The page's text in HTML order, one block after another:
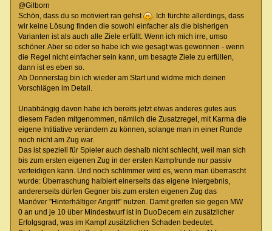
@Gilborn
Schön, dass du so motiviert ran gehst
. Ich fürchte allerdings, dass
wir keine Lösung finden die sowohl einfacher als die bisherigen
Varianten ist als auch alle Ziele erfüllt. Wenn ich mich irre, umso
schöner. Aber so oder so habe ich wie gesagt was gewonnen - wenn
die Regel nicht einfacher sein kann, um besagte Ziele zu erfüllen,
dann ist es eben so.
Ab Donnerstag bin ich wieder am Start und widme mich deinen
Vorschlägen im Detail.
Unabhängig davon habe ich bereits jetzt etwas anderes gutes aus
diesem Faden mitgenommen, nämlich die Zusatzregel, mit Karma die
eigene Intitiative verändern zu können, solange man in einer Runde
noch nicht am Zug war.
Das ist speziell für Spieler auch deshalb nicht schlecht, weil man sich
bis zum ersten eigenen Zug in der ersten Kampfrunde nur passiv
verteidigen kann. Und noch schlimmer wird es, wenn man überrascht
wurde: Überraschung halbiert einerseits das eigene Iniergebnis,
andererseits dürfen Gegner bis zum ersten eigenen Zug das
Manöver "Hinterhältiger Angriff" nutzen. Damit greifen sie gegen MW
0 an und je 10 über Mindestwurf ist in DuoDecem ein zusätzlicher
Erfolgsgrad, was im Kampf zusätzlichen Schaden bedeutet.